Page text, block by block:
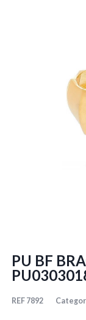
PU BF
REF 7892